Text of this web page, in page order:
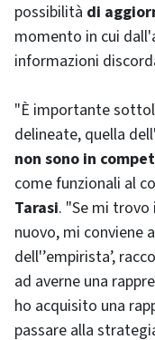
possibilità di
momento in cui
informazioni
"È importante
delineate, quella
non sono in
come funzionali al
Tarasi. "Se mi
nuovo, mi conviene
dell'’empirista’,
ad averne una
ho acquisito una
passare alla